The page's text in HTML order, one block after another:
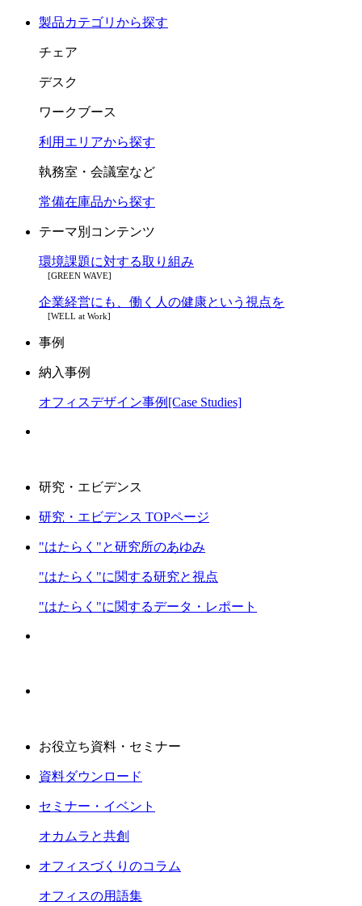
製品カテゴリから探す
チェア
デスク
ワークブース
利用エリアから探す
執務室・会議室など
常備在庫品から探す
テーマ別コンテンツ
環境課題に対する取り組み
[GREEN WAVE]
企業経営にも、働く人の健康という視点を
[WELL at Work]
事例
納入事例
オフィスデザイン事例[Case Studies]
研究・エビデンス
研究・エビデンス TOPページ
"はたらく"と研究所のあゆみ
"はたらく"に関する研究と視点
"はたらく"に関するデータ・レポート
お役立ち資料・セミナー
資料ダウンロード
セミナー・イベント
オカムラと共創
オフィスづくりのコラム
オフィスの用語集